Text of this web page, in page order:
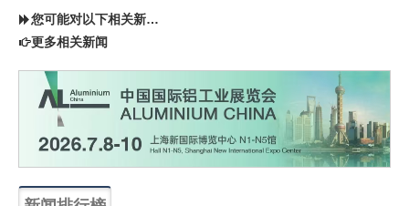
您可能对以下相关新闻同样感兴趣
更多相关新闻